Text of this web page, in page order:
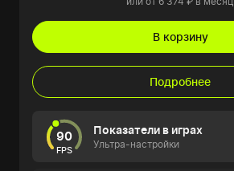
В корзину
Подробнее
90
FPS
Показатели в играх
Ультра-настройки